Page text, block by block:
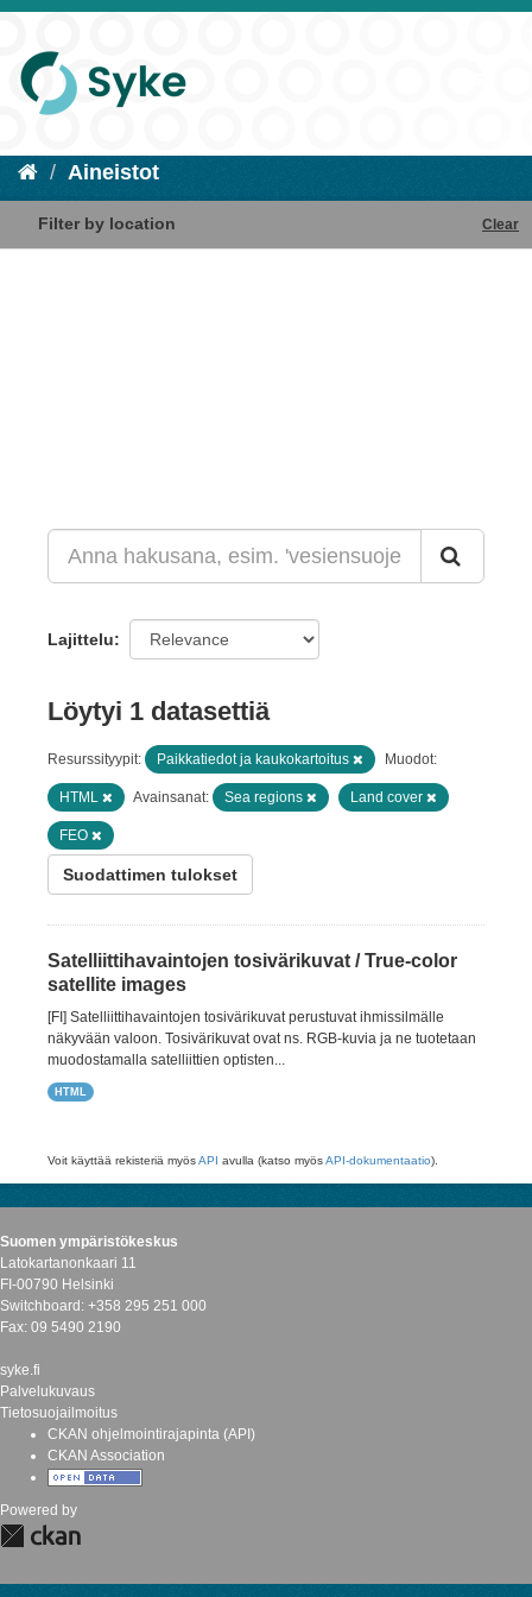
Aineistot
Filter by location Clear
Lajittelu
Löytyi 1 datasettiä
Resurssityypit: Paikkatiedot ja kaukokartoitus Muodot:
HTML Avainsanat: Sea regions Land cover
FEO
Suodattimen tulokset
Satelliittihavaintojen tosivärikuvat / True-color
satellite images
[FI] Satelliittihavaintojen tosivärikuvat perustuvat ihmissilmälle
näkyvään valoon. Tosivärikuvat ovat ns. RGB-kuvia ja ne tuotetaan
muodostamalla satelliittien optisten...
HTML
Voit käyttää rekisteriä myösAPI avulla (katso myösAPI-dokumentaatio).
Suomen ympäristökeskus
Latokartanonkaari 11
FI-00790 Helsinki
Switchboard: +358 295 251 000
Fax: 09 5490 2190
syke.fi
Palvelukuvaus
Tietosuojailmoitus
CKAN ohjelmointirajapinta (API)
CKAN Association
Powered by